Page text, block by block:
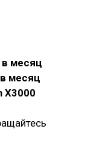
в месяц
месяц
X3000